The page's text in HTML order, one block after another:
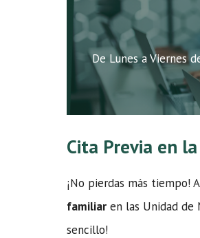
De Lunes a Viernes
Cita Previa en
¡No pierdas más tiempo!
familiar en las Unidad de
sencillo!